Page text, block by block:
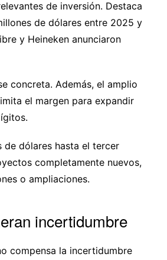
de inversión. Destaca
de dólares entre 2025 y
y Heineken anunciaron
concreta. Además, el amplio
el margen para expandir
de dólares hasta el tercer
completamente nuevos,
o ampliaciones.
incertidumbre
compensa la incertidumbre